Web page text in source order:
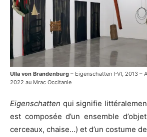
Ulla von Brandenburg – Eigenschatten I-VI, 2013 –
2022 au Mrac Occitanie
Eigenschatten qui signifie
est composée d’un ensemble
cerceaux, chaise…) et d’un costume